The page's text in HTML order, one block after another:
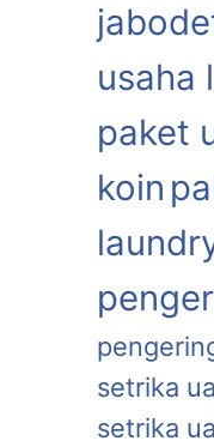
usaha
paket
koin
setrika
setrika